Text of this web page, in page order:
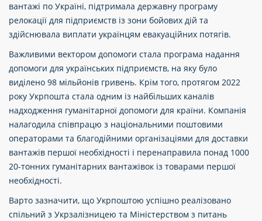
вантажі по Україні, підтримала державну програму
релокації для підприємств із зони бойових дій та
здійснювала виплати українцям евакуаційних потягів.
Важливими вектором допомоги стала програма надання
допомоги для українських підприємств, на яку було
виділено 98 мільйонів гривень. Крім того, протягом 2022
року Укрпошта стала одним із найбільших каналів
надходження гуманітарної допомоги для країни. Компанія
налагодила співпрацю з національними поштовими
операторами та благодійними організаціями для доставки
вантажів першої необхідності і перенаправила понад 1000
20-тонних гуманітарних вантажівок із товарами першої
необхідності.
Варто зазначити, що Укрпоштою успішно реалізовано
спільний з Укрзалізницею та Міністерством з питань